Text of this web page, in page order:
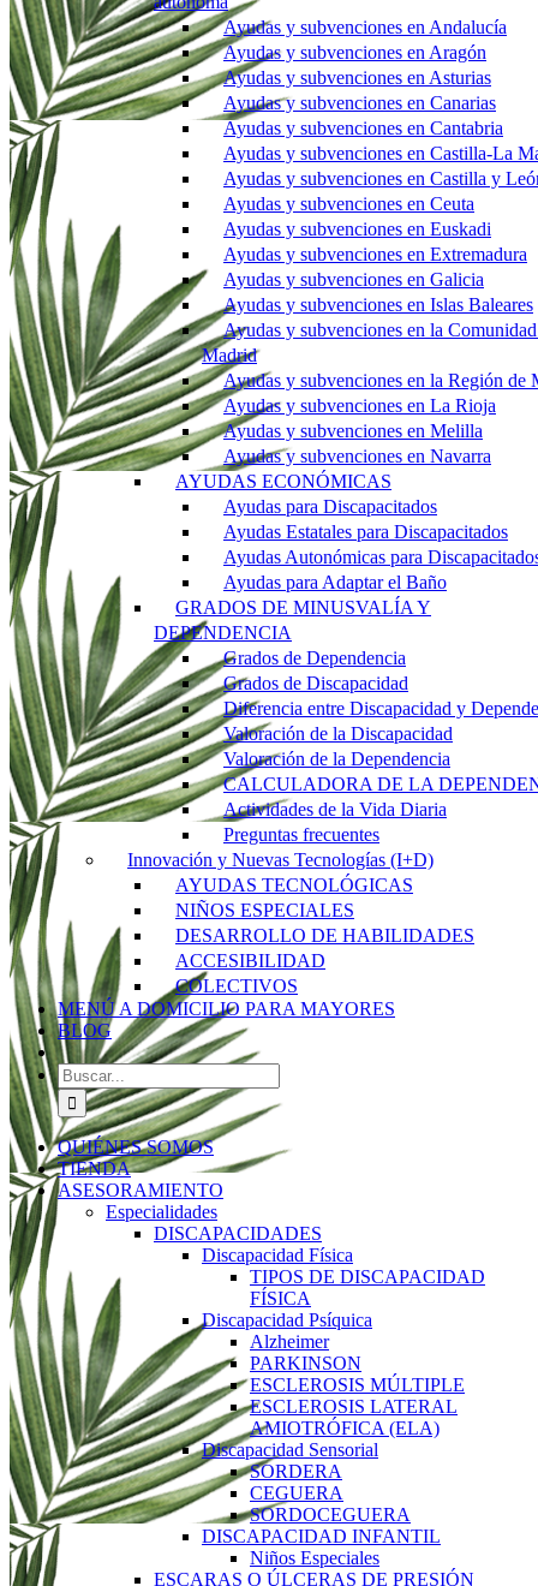
Ayudas y subvenciones en Andalucía
Ayudas y subvenciones en Aragón
Ayudas y subvenciones en Asturias
Ayudas y subvenciones en Canarias
Ayudas y subvenciones en Cantabria
Ayudas y subvenciones en Castilla-La
Ayudas y subvenciones en Castilla y
Ayudas y subvenciones en Ceuta
Ayudas y subvenciones en Euskadi
Ayudas y subvenciones en Extremadura
Ayudas y subvenciones en Galicia
Ayudas y subvenciones en Islas Baleares
Ayudas y subvenciones en la
Madrid
Ayudas y subvenciones en la Región de
Ayudas y subvenciones en La Rioja
Ayudas y subvenciones en Melilla
Ayudas y subvenciones en Navarra
AYUDAS ECONÓMICAS
Ayudas para Discapacitados
Ayudas Estatales para Discapacitados
Ayudas Autonómicas para
Ayudas para Adaptar el Baño
GRADOS DE MINUSVALÍA Y
DEPENDENCIA
Grados de Dependencia
Grados de Discapacidad
Diferencia entre Discapacidad y
Valoración de la Discapacidad
Valoración de la Dependencia
CALCULADORA DE LA
Actividades de la Vida Diaria
Preguntas frecuentes
Innovación y Nuevas Tecnologías (I+D)
AYUDAS TECNOLÓGICAS
NIÑOS ESPECIALES
DESARROLLO DE HABILIDADES
ACCESIBILIDAD
COLECTIVOS
MENÚ A DOMICILIO PARA MAYORES
BLOG
Buscar:
QUIÉNES SOMOS
TIENDA
ASESORAMIENTO
Especialidades
DISCAPACIDADES
Discapacidad Física
TIPOS DE DISCAPACIDAD
FÍSICA
Discapacidad Psíquica
Alzheimer
PARKINSON
ESCLEROSIS MÚLTIPLE
ESCLEROSIS LATERAL
AMIOTRÓFICA (ELA)
Discapacidad Sensorial
SORDERA
CEGUERA
SORDOCEGUERA
DISCAPACIDAD INFANTIL
Niños Especiales
ESCARAS O ÚLCERAS DE PRESIÓN